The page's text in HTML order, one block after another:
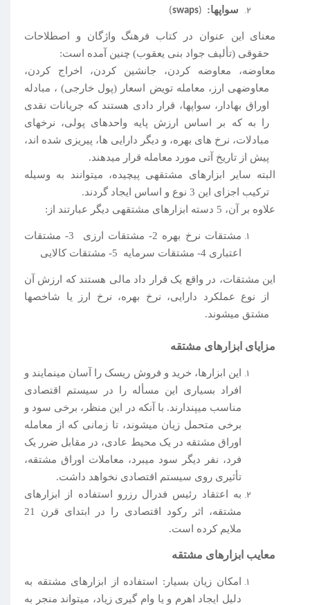
سواپ­ها: (
swaps
)
معنای این عنوان در کتاب فرهنگ واژگان و اصطلاحات
حقوقی (تألیف جواد بنی یعقوب) چنین آمده است:
معاوضه، معاوضه کردن، جانشین کردن، اخراج کردن،
معاوضه­ی ارز، معامله تویض اسعار (پول خارجی) ، مبادله
اوراق بهادار، سواپها، قرار دادی هستند که جریانات نقدی
را به که بر اساس ارزش پایه واحدهای پولی، نرخهای
مبادلات، نرخ های بهره، و دیگر دارایی ها، پی­ریزی شده اند،
پیش از تاریخ آتی مورد معامله قرار می­دهند.
البته سایر ابزارهای مشتقه­ی پیچیده، میتوانند به وسیله
ترکیب اجزای این 3 نوع و اساس ایجاد گردند.
علاوه بر آن، 5 دسته ابزارهای مشتقه­ی دیگر عبارتند از:
مشتقات نرخ بهره 2- مشتقات ارزی 3- مشتقات
اعتباری 4- مشتقات سرمایه 5- مشتقات کالایی
این مشتقات، در واقع یک قرار داد مالی هستند که ارزش آن
از نوع عملکرد دارایی، نرخ بهره، نرخ ارز یا شاخص­ها
مشتق می­شوند.
مزایای ابزارهای مشتقه
این ابزارها، خرید و فروش ریسک را آسان می­نمایند و
افراد بسیاری این مسأله را در سیستم اقتصادی
مناسب می­پندارند. با آنکه در این منظر، برخی سود و
برخی متحمل زیان می­شوند، تا زمانی که از معامله
اوراق مشتقه در یک محیط عادی، در مقابل ضرر یک
فرد، نفر دیگر سود می­برد، معاملات اوراق مشتقه،
تأثیری روی سیستم اقتصادی نخواهد داشت.
به اعتقاد رئیس فدرال رزرو استفاده از ابزارهای
مشتقه، اثر رکود اقتصادی را در ابتدای قرن 21
ملایم کرده است.
معایب ابزارهای مشتقه
امکان زیان بسیار: استفاده از ابزارهای مشتقه به
دلیل ایجاد اهرم و یا وام گیری زیاد، می­تواند منجر به